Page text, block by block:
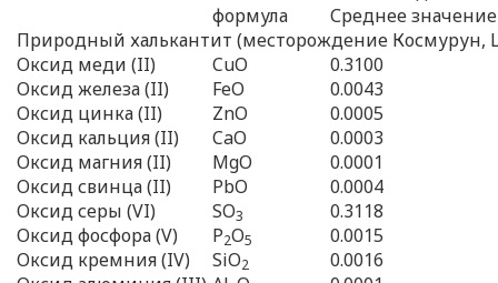
формула
Среднее значение
Природный халькантит (месторождение Космурун,
Оксид меди (II)
CuO
0.3100
Оксид железа (II)
FeO
0.0043
Оксид цинка (II)
ZnO
0.0005
Оксид кальция (II)
CaO
0.0003
Оксид магния (II)
MgO
0.0001
Оксид свинца (II)
PbO
0.0004
Оксид серы (VI)
SO3
0.3118
Оксид фосфора (V)
P2O5
0.0015
Оксид кремния (IV)
SiO2
0.0016